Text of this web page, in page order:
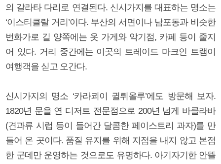
의 갈라타 다리로 연결된다. 신시가지를 대표하는 명소는
‘이스티클랄 거리’이다. 부산의 서면이나 남포동과 비슷한
번화가로 길 양쪽에는 옷 가게와 악기점, 카페 등이 줄지
어 있다. 거리 중간에는 이곳의 트레이드 마크인 트램이
여행객을 싣고 오간다.
신시가지의 명소 ‘카라쾨이 귈뤼올루’에도 방문해 보자.
1820년 문을 연 디저트 전문점으로 200년 넘게 바클라바
(견과류 시럽 등이 들어간 달콤한 페이스트리 과자)를 만
들어 온 곳이다. 품질 유지를 위해 지점을 내지 않고 본점
한 군데만 운영하는 것으로도 유명하다. 아기자기한 안뜰